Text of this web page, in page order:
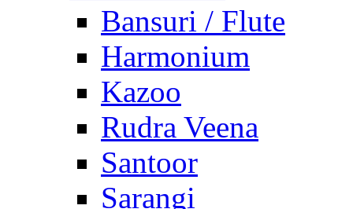
Bansuri / Flute
Harmonium
Kazoo
Rudra Veena
Santoor
Sarangi